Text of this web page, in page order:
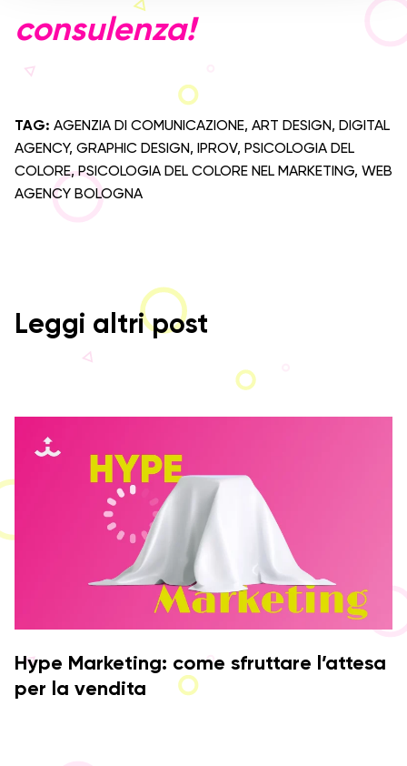
consulenza!
TAG: AGENZIA DI COMUNICAZIONE, ART DESIGN, DIGITAL
AGENCY, GRAPHIC DESIGN, IPROV, PSICOLOGIA DEL
COLORE, PSICOLOGIA DEL COLORE NEL MARKETING, WEB
AGENCY BOLOGNA
Leggi altri post
Hype Marketing: come sfruttare l’attesa
per la vendita